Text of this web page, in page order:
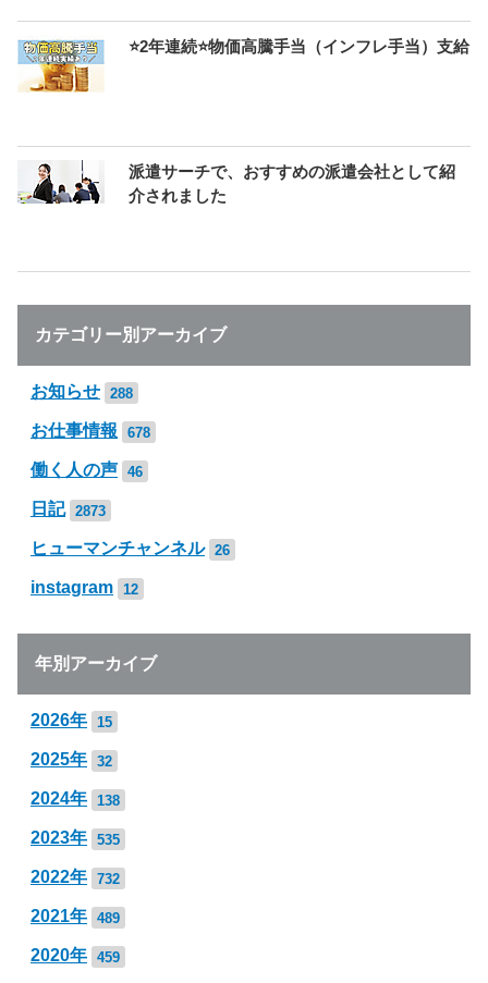
⭐2年連続⭐物価高騰手当（インフレ手当）支給
派遣サーチで、おすすめの派遣会社として紹
介されました
カテゴリー別アーカイブ
お知らせ 288
お仕事情報 678
働く人の声 46
日記 2873
ヒューマンチャンネル 26
instagram 12
年別アーカイブ
2026年 15
2025年 32
2024年 138
2023年 535
2022年 732
2021年 489
2020年 459